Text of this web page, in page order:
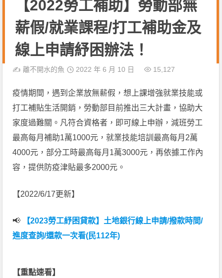
【2022勞工補助】勞動部無
薪假/就業課程/打工補助金及
線上申請紓困辦法！
✍️離不開水的魚 2022 年 6 月 10 日 15,127
疫情期間，遇到企業放無薪假，想上課增強就業技能或
打工補貼生活開銷，勞動部目前推出三大計畫，協助大
家度過難關。凡符合資格者，即可線上申辦，減班勞工
最高每月補助1萬1000元，就業技能培訓最高每月2萬
4000元，部分工時最高每月1萬3000元，再依據工作內
容，提供防疫津貼最多2000元。
【2022/6/17更新】
📢
【2023勞工紓困貸款】土地銀行線上申請/撥款時間/
進度查詢/還款一次看(民112年)
【重點速看】